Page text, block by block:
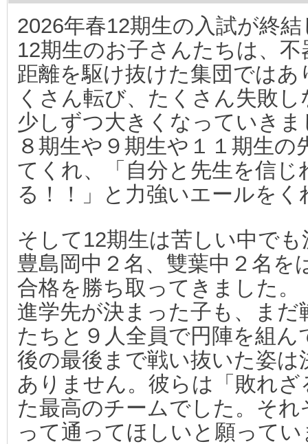
2025.02.02 11期生が駒場東邦中に合格しました！！
2024.02.04 10期生が麻布中に合格しました！！
2023.02.03 ９期生が麻布中に合格しました！！
2023.02.03 ９期生が武蔵中に2名合格しました！！
2022.02.02 ８期生が豊島岡中に合格しました！！
2022.02.02 ８期生が桜蔭中に合格しました！！
2022.02.02 ８期生が雙葉中に全員合格しました！！
2021.02.03 ７期生が武蔵中に合格しました！！
2020.02.06 ６期生が開成中に合格しました！！
2019.02.05 ５期生が豊島岡中に合格しました！！
2018.02.02 ４期生が武蔵中に合格しました！！
2018.01.15 「ホームページエピソード大賞2017」で佳作を受賞しまし
2017.02.03 ３期生が開成中に合格しました！！
2016.02.02 ２期生が駒場東邦中に合格しました！！
2015.12.04 AERA with Kids 2015冬号にTOPが掲載されました。
2026年春12期生の入試が終
12期生のお子さんたちは、
距離を駆け抜けた集団では
くさん転び、たくさん失敗
少しずつ大きくなっていき
８期生や９期生や１１期生
てくれ、「自分と先生を信じ
る！！」と力強いエールをく
そして12期生は苦しい中で
豊島岡中２名、雙葉中２名を
合格を勝ち取ってきました。
進学先が決まった子も、ま
たちと９人全員で円陣を組ん
後の最後まで戦い抜いた姿
ありません。彼らは「敗れ
た最高のチームでした。そ
って通ってほしいと願ってい